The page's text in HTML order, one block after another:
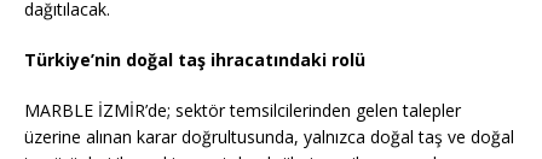
dağıtılacak.
Türkiye’nin doğal taş ihracatındaki rolü
MARBLE İZMİR’de; sektör temsilcilerinden gelen talepler
üzerine alınan karar doğrultusunda, yalnızca doğal taş ve doğal